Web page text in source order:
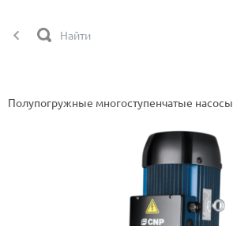
Полупогружные многоступенчатые насосы